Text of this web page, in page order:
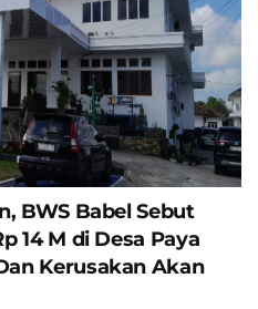
BWS Babel Sebut
14 M di Desa Paya
Kerusakan Akan